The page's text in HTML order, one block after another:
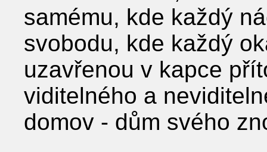
samému, kde každý
svobodu, kde každý
uzavřenou v kapce
viditelného a
domov - dům svého